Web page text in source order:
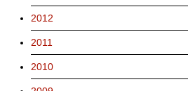
2012
2011
2010